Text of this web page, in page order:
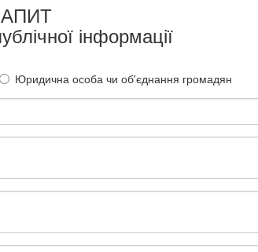
інформації
Юридична особа чи об'єднання громадян